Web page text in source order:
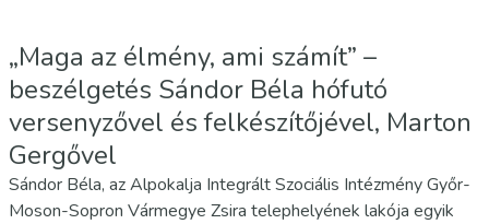
„Maga az élmény, ami számít” –
beszélgetés Sándor Béla hófutó
versenyzővel és felkészítőjével, Marton
Gergővel
Sándor Béla, az Alpokalja Integrált Szociális Intézmény Győr-
Moson-Sopron Vármegye Zsira telephelyének lakója egyik